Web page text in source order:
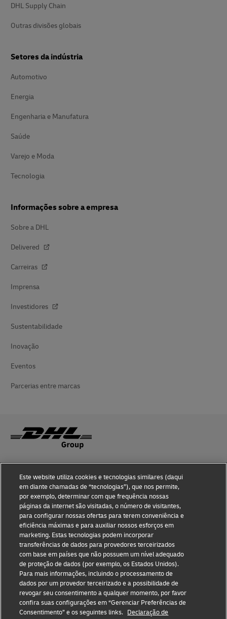
DHL Supply Chain
Outras divisões globais
Setores da indústria
Automotivo
Energia
Engenharia e Manufatura
Saúde
Varejo e Moda
Tecnologia
Informações sobre a empresa
Sobre a DHL
Delivered
Carreiras
Imprensa
Investidores
Sustentabilidade
Inovação
Eventos
Parcerias entre marcas
Notificação judicial
Termos de Uso
Declaração de privacidade
Informações adicionais
Configurações de cookies
Siga-nos
Este website utiliza cookies e tecnologias similares (daqui
em diante chamadas de “tecnologias”), que nos permite,
por exemplo, determinar com que frequência nossas
páginas da internet são visitadas, o número de visitantes,
para configurar nossas ofertas para terem conveniência e
eficiência máximas e para auxiliar nossos esforços em
marketing. Estas tecnologias podem incorporar
transferências de dados para provedores terceirizados
com base em países que não possuem um nível adequado
de proteção de dados (por exemplo, os Estados Unidos).
Para mais informações, incluindo o processamento de
dados por um provedor terceirizado e a possibilidade de
revogar seu consentimento a qualquer momento, por favor
confira suas configurações em “Gerenciar Preferências de
Consentimento” e os seguintes links. Declaração de